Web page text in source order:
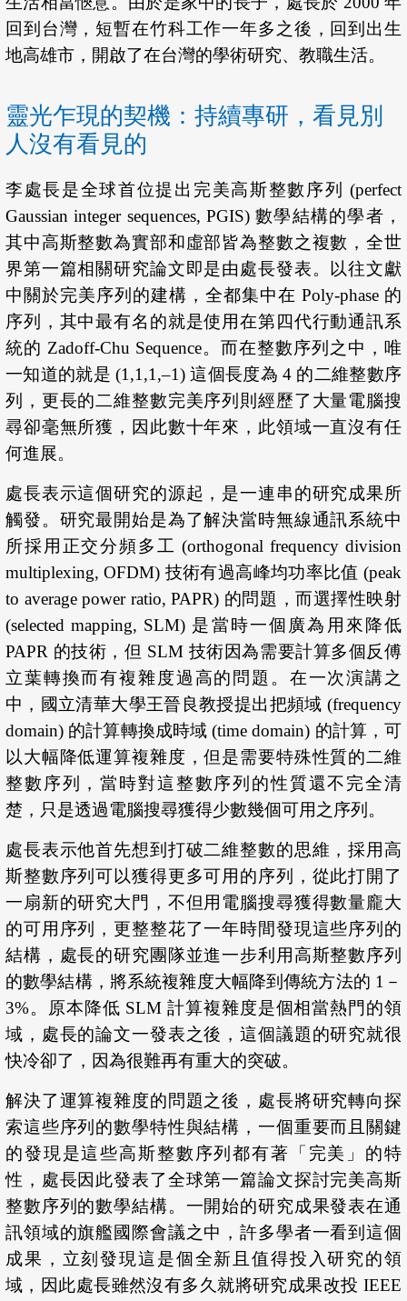
回到台灣，短暫在竹科工作一年多之後，回到出生
地高雄市，開啟了在台灣的學術研究、教職生活。
靈光乍現的契機：持續專研，看見別
人沒有看見的
李處長是全球首位提出完美高斯整數序列 (perfect
Gaussian integer sequences, PGIS) 數學結構的學者，
其中高斯整數為實部和虛部皆為整數之複數，全世
界第一篇相關研究論文即是由處長發表。以往文獻
中關於完美序列的建構，全都集中在 Poly-phase 的
序列，其中最有名的就是使用在第四代行動通訊系
統的 Zadoff-Chu Sequence。而在整數序列之中，唯
一知道的就是 (1,1,1,–1) 這個長度為 4 的二維整數序
列，更長的二維整數完美序列則經歷了大量電腦搜
尋卻毫無所獲，因此數十年來，此領域一直沒有任
何進展。
處長表示這個研究的源起，是一連串的研究成果所
觸發。研究最開始是為了解決當時無線通訊系統中
所採用正交分頻多工 (orthogonal frequency division
multiplexing, OFDM) 技術有過高峰均功率比值 (peak
to average power ratio, PAPR) 的問題，而選擇性映射
(selected mapping, SLM) 是當時一個廣為用來降低
PAPR 的技術，但 SLM 技術因為需要計算多個反傅
立葉轉換而有複雜度過高的問題。在一次演講之
中，國立清華大學王晉良教授提出把頻域 (frequency
domain) 的計算轉換成時域 (time domain) 的計算，可
以大幅降低運算複雜度，但是需要特殊性質的二維
整數序列，當時對這整數序列的性質還不完全清
楚，只是透過電腦搜尋獲得少數幾個可用之序列。
處長表示他首先想到打破二維整數的思維，採用高
斯整數序列可以獲得更多可用的序列，從此打開了
一扇新的研究大門，不但用電腦搜尋獲得數量龐大
的可用序列，更整整花了一年時間發現這些序列的
結構，處長的研究團隊並進一步利用高斯整數序列
的數學結構，將系統複雜度大幅降到傳統方法的 1－
3%。原本降低 SLM 計算複雜度是個相當熱門的領
域，處長的論文一發表之後，這個議題的研究就很
快冷卻了，因為很難再有重大的突破。
解決了運算複雜度的問題之後，處長將研究轉向探
索這些序列的數學特性與結構，一個重要而且關鍵
的發現是這些高斯整數序列都有著「完美」的特
性，處長因此發表了全球第一篇論文探討完美高斯
整數序列的數學結構。一開始的研究成果發表在通
訊領域的旗艦國際會議之中，許多學者一看到這個
成果，立刻發現這是個全新且值得投入研究的領
域，因此處長雖然沒有多久就將研究成果改投 IEEE